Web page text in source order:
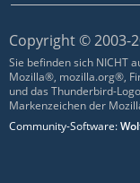
Copyright © 2003-
Sie befinden sich NICHT
Mozilla®, mozilla.org®,
und das Thunderbird-
Markenzeichen der
Community-Software: